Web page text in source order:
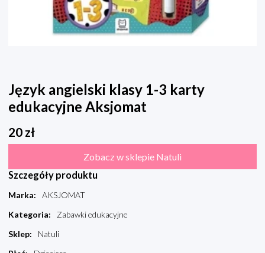
Język angielski klasy 1-3 karty
edukacyjne Aksjomat
20 zł
Zobacz w sklepie Natuli
Szczegóły produktu
Marka:
AKSJOMAT
Kategoria:
Zabawki edukacyjne
Sklep:
Natuli